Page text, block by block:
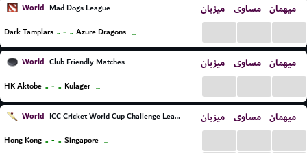
World Mad Dogs League میزبان مساوی میهمان
Dark Tamplars .. - .. Azure Dragons ...
World Club Friendly Matches میزبان مساوی میهمان
HK Aktobe .. - .. Kulager ...
World ICC Cricket World Cup Challenge League B میزبان مساوی میهمان
Hong Kong .. - .. Singapore ...